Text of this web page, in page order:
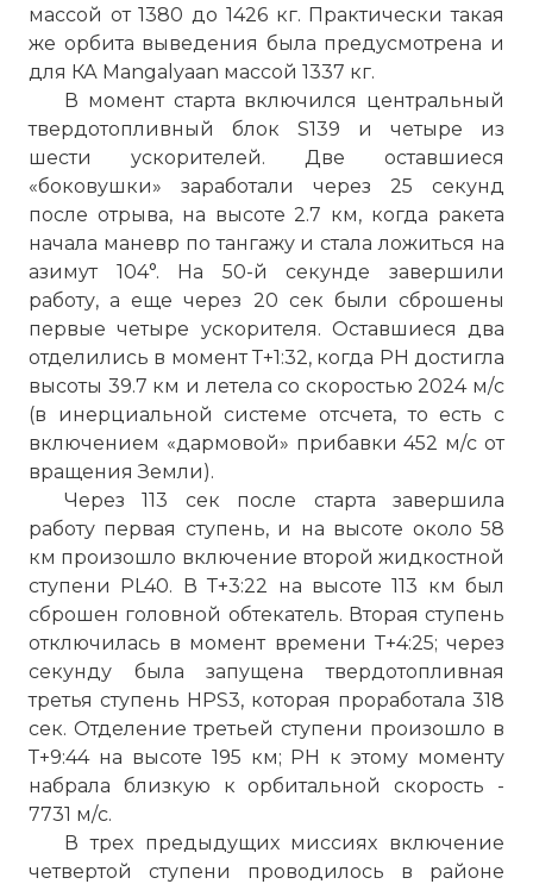
массой от 1380 до 1426 кг. Практически такая
же орбита выведения была предусмотрена и
для КА Mangalyaan массой 1337 кг.
В момент старта включился центральный
твердотопливный блок S139 и четыре из
шести ускорителей. Две оставшиеся
«боковушки» заработали через 25 секунд
после отрыва, на высоте 2.7 км, когда ракета
начала маневр по тангажу и стала ложиться на
азимут 104°. На 50-й секунде завершили
работу, а еще через 20 сек были сброшены
первые четыре ускорителя. Оставшиеся два
отделились в момент Т+1:32, когда PH достигла
высоты 39.7 км и летела со скоростью 2024 м/с
(в инерциальной системе отсчета, то есть с
включением «дармовой» прибавки 452 м/с от
вращения Земли).
Через 113 сек после старта завершила
работу первая ступень, и на высоте около 58
км произошло включение второй жидкостной
ступени PL40. В Т+3:22 на высоте 113 км был
сброшен головной обтекатель. Вторая ступень
отключилась в момент времени Т+4:25; через
секунду была запущена твердотопливная
третья ступень HPS3, которая проработала 318
сек. Отделение третьей ступени произошло в
Т+9:44 на высоте 195 км; PH к этому моменту
набрала близкую к орбитальной скорость -
7731 м/с.
В трех предыдущих миссиях включение
четвертой ступени проводилось в районе